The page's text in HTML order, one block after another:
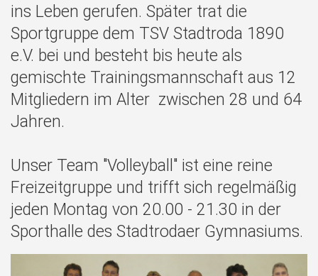
ins Leben gerufen. Später trat die
Sportgruppe dem TSV Stadtroda 1890
e.V. bei und besteht bis heute als
gemischte Trainingsmannschaft aus 12
Mitgliedern im Alter zwischen 28 und 64
Jahren.
Unser Team "Volleyball" ist eine reine
Freizeitgruppe und trifft sich regelmäßig
jeden Montag von 20.00 - 21.30 in der
Sporthalle des Stadtrodaer Gymnasiums.